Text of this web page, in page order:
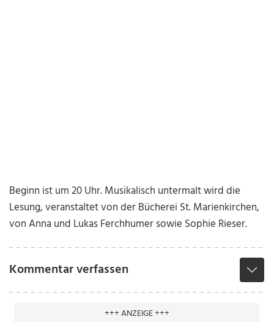
Beginn ist um 20 Uhr. Musikalisch untermalt wird die
Lesung, veranstaltet von der Bücherei St. Marienkirchen,
von Anna und Lukas Ferchhumer sowie Sophie Rieser.
Kommentar verfassen
+++ ANZEIGE +++